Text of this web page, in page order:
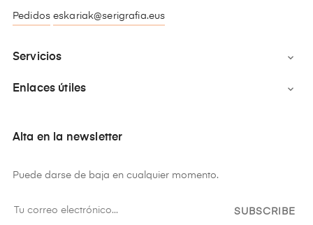
Pedidos eskariak@serigrafia.eus
Servicios 
Enlaces útiles 
Alta en la newsletter
Puede darse de baja en cualquier momento.
SUBSCRIBE